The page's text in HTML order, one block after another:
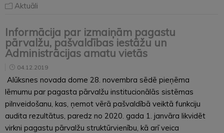
Aktuāli
Informācija par izmaiņām pagastu
pārvalžu, pašvaldības iestāžu un
Administrācijas amatu vietās
04.12.2019
Alūksnes novada dome 28. novembra sēdē pieņēma
lēmumu par pagasta pārvalžu institucionālās sistēmas
pilnveidošanu, kas, ņemot vērā pašvaldībā veiktā funkciju
audita rezultātus, paredz no 2020. gada 1. janvāra likvidēt
virkni pagastu pārvalžu struktūrvienību, kā arī veica